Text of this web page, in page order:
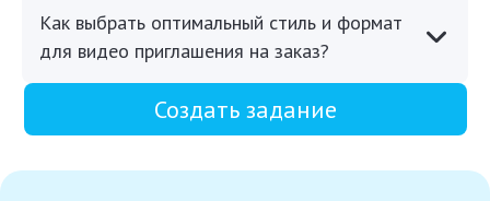
Как выбрать оптимальный стиль и формат
для видео приглашения на заказ?
Создать задание